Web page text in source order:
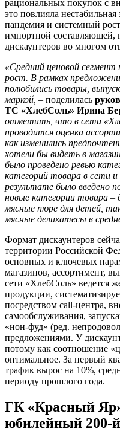
рациональных покупок с
это повлияла
пандемия и системный
импортной составляющей,
дискаунтеров во многом
«Средний ценовой
рост. В рамках
полюбились товары,
маркой, – поделилась
ТС «ХлебСоль» Ирина
отметить, что в сети
проводится оценка
как изменились
хотели бы видеть в
было проведено ревью
категорий товара в сети
результате было введено
новые категории товара –
мясные пюре для детей,
мясные деликатесы в
Формат дискаунтеров
территории Российской
основных и ключевых
магазинов, ассортимент,
сети «ХлебСоль» ведется
продукции,
посредством call-центра,
самообслуживания,
«нон-фуд» (ред.
предложениями. У
потому как соотношение
оптимальное. За первый
трафик вырос на 10%,
периоду прошлого года.
ГК «Красный
юбилейный 200-